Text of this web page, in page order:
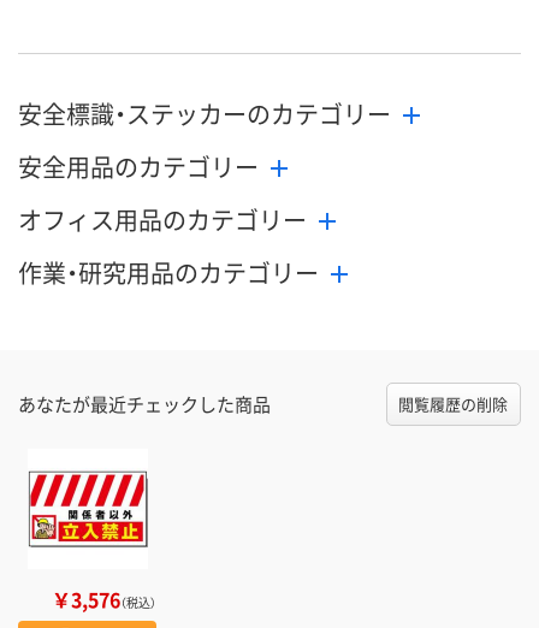
安全標識・ステッカーのカテゴリー
安全用品のカテゴリー
オフィス用品のカテゴリー
作業・研究用品のカテゴリー
あなたが最近チェックした商品 閲覧履歴の削除
￥3,576（税込）